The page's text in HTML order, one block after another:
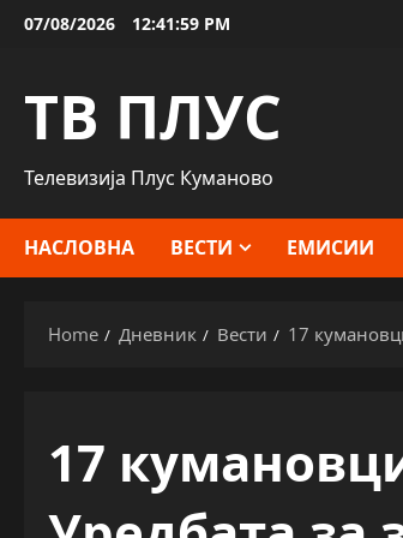
Skip07/08/2026 12:42:00 PM
ТВ ПЛУС
Телевизија Плус Куманово
НАСЛОВНА ВЕСТИ ЕМИСИИ
Home Дневник Вести 17
17